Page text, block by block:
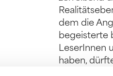
dem die
begeisterte
LeserInnen
haben,
reifes und